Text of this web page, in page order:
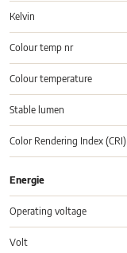
Kelvin
Colour temp nr
Colour temperature
Stable lumen
Color Rendering Index (CRI)
Energie
Operating voltage
Volt